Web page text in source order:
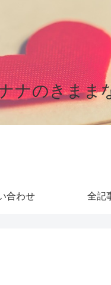
ナのきまま
合わせ 全記